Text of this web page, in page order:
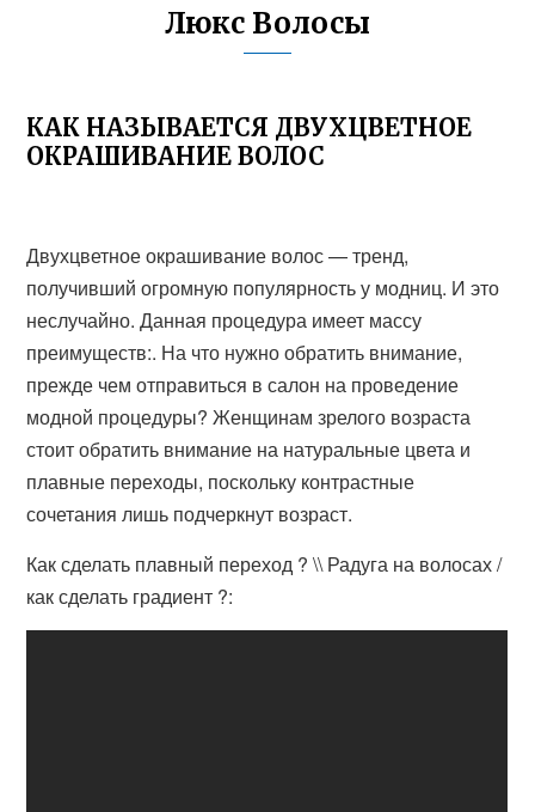
Люкс Волосы
КАК НАЗЫВАЕТСЯ ДВУХЦВЕТНОЕ
ОКРАШИВАНИЕ ВОЛОС
Двухцветное окрашивание волос — тренд,
получивший огромную популярность у модниц. И это
неслучайно. Данная процедура имеет массу
преимуществ:. На что нужно обратить внимание,
прежде чем отправиться в салон на проведение
модной процедуры? Женщинам зрелого возраста
стоит обратить внимание на натуральные цвета и
плавные переходы, поскольку контрастные
сочетания лишь подчеркнут возраст.
Как сделать плавный переход ? \\ Радуга на волосах /
как сделать градиент ?: